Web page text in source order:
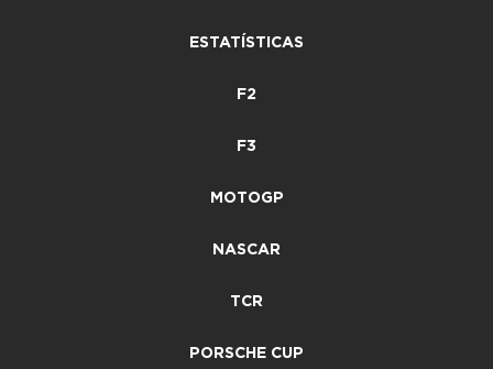
ESTATÍSTICAS
F2
F3
MOTOGP
NASCAR
TCR
PORSCHE CUP